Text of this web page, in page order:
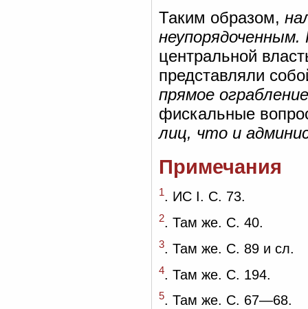
Таким образом,
центральной
представляли
прямое
фискальные
лиц, что и
Примечания
1. ИС I. С. 73.
2. Там же. С. 40.
3. Там же. С. 89 и сл.
4. Там же. С. 194.
5. Там же. С. 67—68.